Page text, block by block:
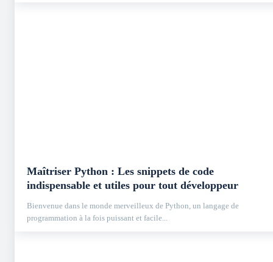
Maîtriser Python : Les snippets de code
indispensable et utiles pour tout développeur
Bienvenue dans le monde merveilleux de Python, un langage de
programmation à la fois puissant et facile...